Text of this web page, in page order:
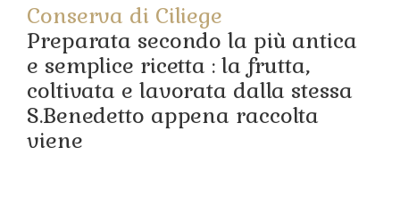
Conserva di Ciliege
Preparata secondo la più antica
e semplice ricetta : la frutta,
coltivata e lavorata dalla stessa
S.Benedetto appena raccolta
viene